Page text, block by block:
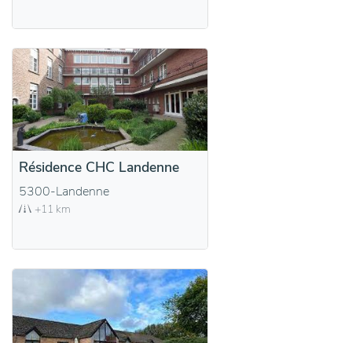
Résidence CHC Landenne
5300-Landenne
+11 km